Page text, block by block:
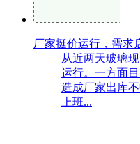
厂家挺价运行，需求
从近两天玻璃
运行。一方面
造成厂家出库
上班...